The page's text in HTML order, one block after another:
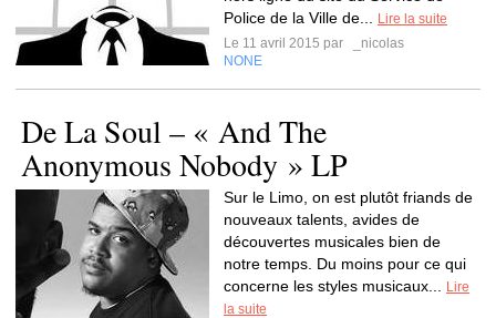
Police de la Ville de...
Lire la suite
Le 11 avril 2015 par
_nicolas
NONE
De La Soul – « And The
Anonymous Nobody » LP
Sur le Limo, on est plutôt friands de
nouveaux talents, avides de
découvertes musicales bien de
notre temps. Du moins pour ce qui
concerne les styles musicaux...
Lire
la suite